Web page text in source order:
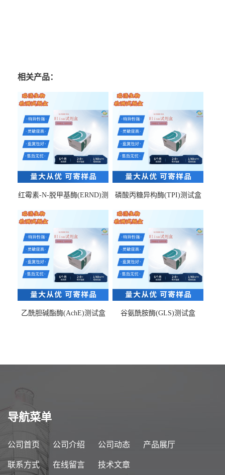
相关产品：
红霉素-N-脱甲基酶(ERND)测
磷酸丙糖异构酶(TPI)测试盒
乙酰胆碱酯酶(AchE)测试盒 谷氨酰胺酶(GLS)测试盒
导航菜单
公司首页 公司介绍 公司动态 产品展厅
联系方式 在线留言 技术文章